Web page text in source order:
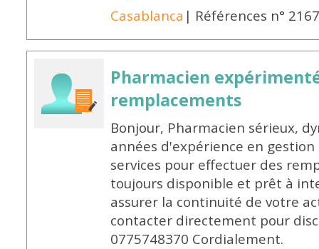
Casablanca | Références n°
Pharmacien
remplacements
Bonjour, Pharmacien sérieux,
années d'expérience en
services pour effectuer des
toujours disponible et prêt à
assurer la continuité de votre
contacter directement pour
0775748370 Cordialement.